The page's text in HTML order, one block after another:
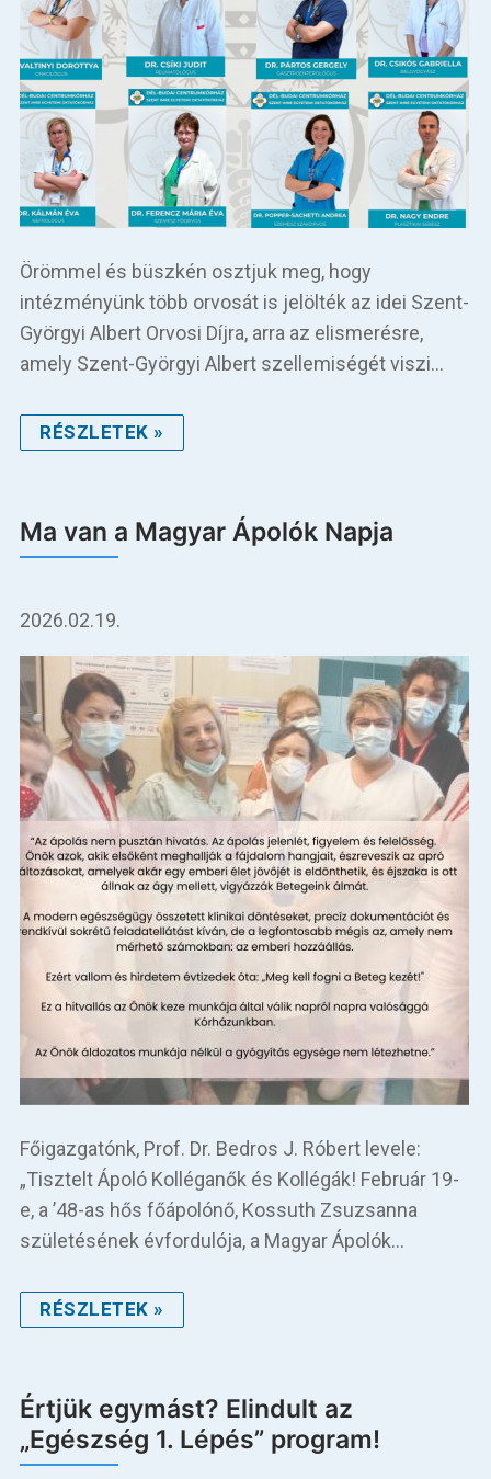
Örömmel és büszkén osztjuk meg, hogy
intézményünk több orvosát is jelölték az idei Szent-
Györgyi Albert Orvosi Díjra, arra az elismerésre,
amely Szent-Györgyi Albert szellemiségét viszi…
RÉSZLETEK »
Ma van a Magyar Ápolók Napja
2026.02.19.
Főigazgatónk, Prof. Dr. Bedros J. Róbert levele:
„Tisztelt Ápoló Kolléganők és Kollégák! Február 19-
e, a ’48-as hős főápolónő, Kossuth Zsuzsanna
születésének évfordulója, a Magyar Ápolók…
RÉSZLETEK »
Értjük egymást? Elindult az
„Egészség 1. Lépés” program!